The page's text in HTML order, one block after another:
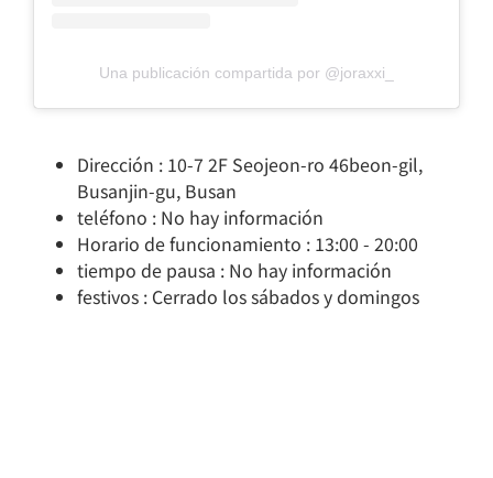
Una publicación compartida por @joraxxi_
Dirección : 10-7 2F Seojeon-ro 46beon-gil,
Busanjin-gu, Busan
teléfono : No hay información
Horario de funcionamiento : 13:00 - 20:00
tiempo de pausa : No hay información
festivos : Cerrado los sábados y domingos